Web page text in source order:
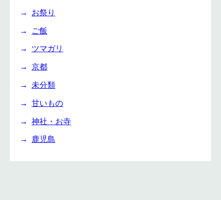
お祭り
ご飯
ツマガリ
京都
未分類
甘いもの
神社・お寺
鹿児島